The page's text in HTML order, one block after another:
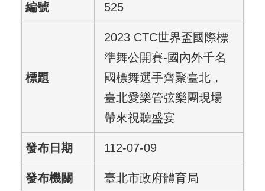
525
2023 CTC世界盃國際標
準舞公開賽-國內外千名
國標舞選手齊聚臺北，
臺北愛樂管弦樂團現場
帶來視聽盛宴
112-07-09
臺北市政府體育局